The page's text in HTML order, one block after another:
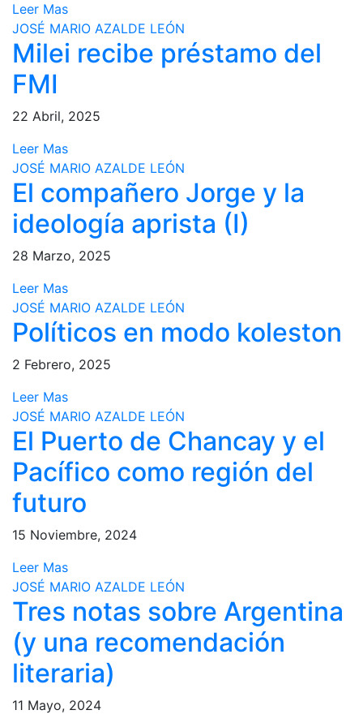
Leer Mas
JOSÉ MARIO AZALDE LEÓN
Milei recibe préstamo del
FMI
22 Abril, 2025
Leer Mas
JOSÉ MARIO AZALDE LEÓN
El compañero Jorge y la
ideología aprista (I)
28 Marzo, 2025
Leer Mas
JOSÉ MARIO AZALDE LEÓN
Políticos en modo koleston
2 Febrero, 2025
Leer Mas
JOSÉ MARIO AZALDE LEÓN
El Puerto de Chancay y el
Pacífico como región del
futuro
15 Noviembre, 2024
Leer Mas
JOSÉ MARIO AZALDE LEÓN
Tres notas sobre Argentina
(y una recomendación
literaria)
11 Mayo, 2024